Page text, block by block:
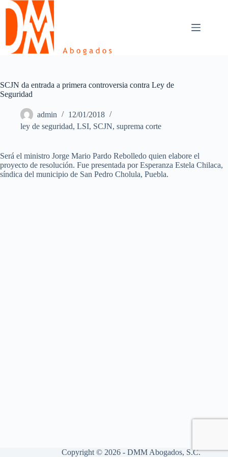
Skip
content
SCJN da entrada a primera controversia contra Ley de
Seguridad
admin
12/01/2018
ley de seguridad, LSI, SCJN, suprema corte
Será el ministro Jorge Mario Pardo Rebolledo quien elabore el
proyecto de resolución. Fue presentada por Esperanza Estela Chilaca,
síndica del municipio de San Pedro Cholula, Puebla.
Copyright © 2026 - DMM Abogados, S.C.